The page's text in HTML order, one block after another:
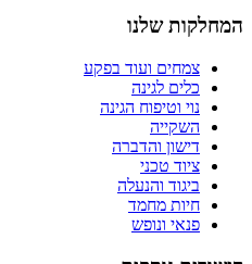
המחלקות שלנו
צמחים ועוד בפקע
כלים לגינה
נוי וטיפוח הגינה
השקייה
דישון והדברה
ציוד טכני
ביגוד והנעלה
חיות מחמד
פנאי ונופש